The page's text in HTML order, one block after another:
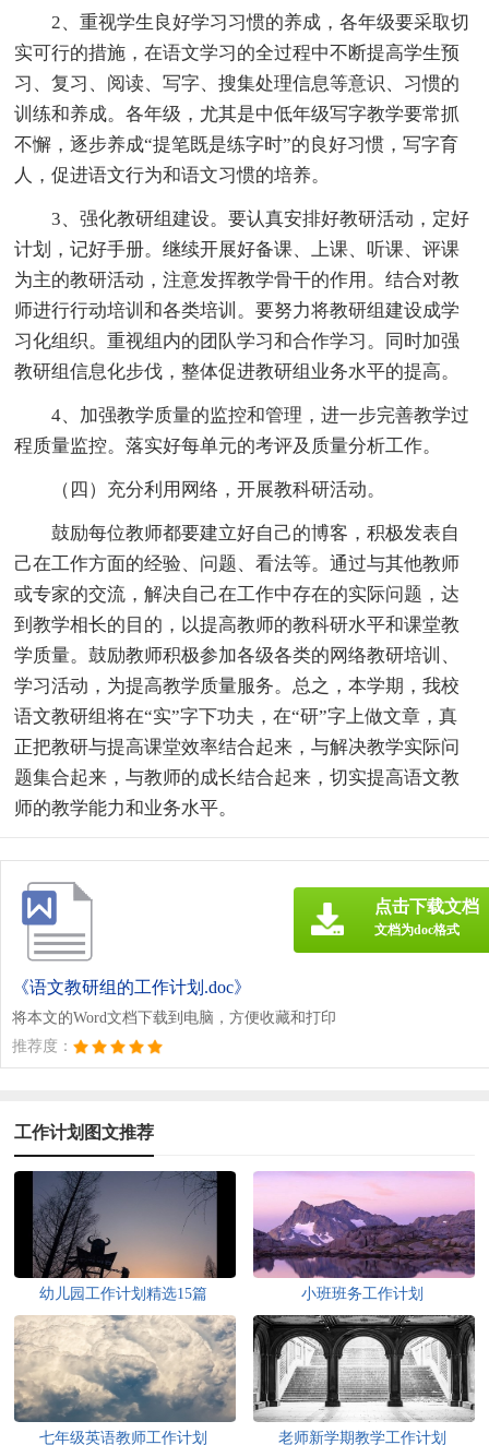
2、重视学生良好学习习惯的养成，各年级要采取切
实可行的措施，在语文学习的全过程中不断提高学生预
习、复习、阅读、写字、搜集处理信息等意识、习惯的
训练和养成。各年级，尤其是中低年级写字教学要常抓
不懈，逐步养成“提笔既是练字时”的良好习惯，写字育
人，促进语文行为和语文习惯的培养。
3、强化教研组建设。要认真安排好教研活动，定好
计划，记好手册。继续开展好备课、上课、听课、评课
为主的教研活动，注意发挥教学骨干的作用。结合对教
师进行行动培训和各类培训。要努力将教研组建设成学
习化组织。重视组内的团队学习和合作学习。同时加强
教研组信息化步伐，整体促进教研组业务水平的提高。
4、加强教学质量的监控和管理，进一步完善教学过
程质量监控。落实好每单元的考评及质量分析工作。
（四）充分利用网络，开展教科研活动。
鼓励每位教师都要建立好自己的博客，积极发表自
己在工作方面的经验、问题、看法等。通过与其他教师
或专家的交流，解决自己在工作中存在的实际问题，达
到教学相长的目的，以提高教师的教科研水平和课堂教
学质量。鼓励教师积极参加各级各类的网络教研培训、
学习活动，为提高教学质量服务。总之，本学期，我校
语文教研组将在“实”字下功夫，在“研”字上做文章，真
正把教研与提高课堂效率结合起来，与解决教学实际问
题集合起来，与教师的成长结合起来，切实提高语文教
师的教学能力和业务水平。
《语文教研组的工作计划.doc》
将本文的Word文档下载到电脑，方便收藏和打印
推荐度：
点击下载文档
文档为doc格式
工作计划图文推荐
幼儿园工作计划精选15篇 小班班务工作计划
七年级英语教师工作计划 老师新学期教学工作计划